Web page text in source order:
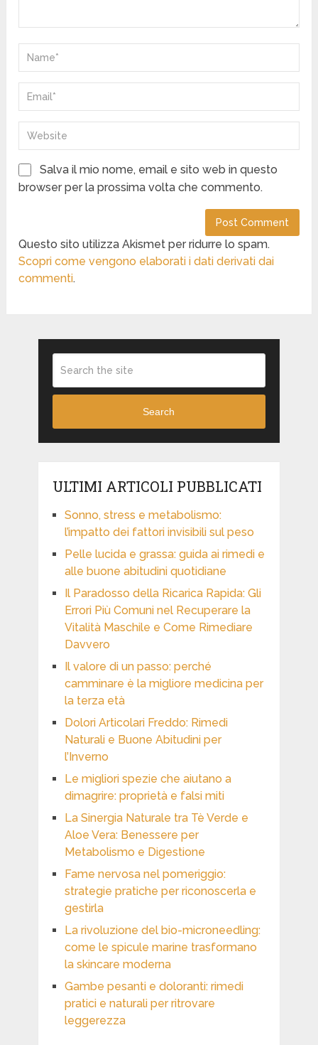
Salva il mio nome, email e sito web in questo
browser per la prossima volta che commento.
Questo sito utilizza Akismet per ridurre lo spam.
Scopri come vengono elaborati i dati derivati dai
commenti.
Search
ULTIMI ARTICOLI PUBBLICATI
Sonno, stress e metabolismo:
l’impatto dei fattori invisibili sul peso
Pelle lucida e grassa: guida ai rimedi e
alle buone abitudini quotidiane
Il Paradosso della Ricarica Rapida: Gli
Errori Più Comuni nel Recuperare la
Vitalità Maschile e Come Rimediare
Davvero
Il valore di un passo: perché
camminare è la migliore medicina per
la terza età
Dolori Articolari Freddo: Rimedi
Naturali e Buone Abitudini per
l’Inverno
Le migliori spezie che aiutano a
dimagrire: proprietà e falsi miti
La Sinergia Naturale tra Tè Verde e
Aloe Vera: Benessere per
Metabolismo e Digestione
Fame nervosa nel pomeriggio:
strategie pratiche per riconoscerla e
gestirla
La rivoluzione del bio-microneedling:
come le spicule marine trasformano
la skincare moderna
Gambe pesanti e doloranti: rimedi
pratici e naturali per ritrovare
leggerezza